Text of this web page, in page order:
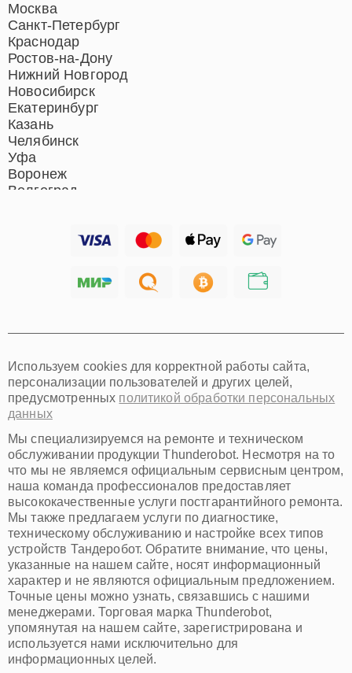
Москва
Санкт-Петербург
Краснодар
Ростов-на-Дону
Нижний Новгород
Новосибирск
Екатеринбург
Казань
Челябинск
Уфа
Воронеж
Волгоград
Хабаровск
Омск
Красноярск
Пермь
Ульяновск
Киров
Архангельск
Астрахань
Белгород
Благовещенск
Брянск
Владивосток
Владикавказ
Владимир
Волжский
Вологда
Грозный
Иваново
Йошкар-Ола
Калининград
Используем cookies для корректной работы сайта,
персонализации пользователей и других целей,
предусмотренных политикой обработки персональных
данных
Мы специализируемся на ремонте и техническом
обслуживании продукции Thunderobot. Несмотря на то
что мы не являемся официальным сервисным центром,
наша команда профессионалов предоставляет
высококачественные услуги постгарантийного ремонта.
Мы также предлагаем услуги по диагностике,
техническому обслуживанию и настройке всех типов
устройств Тандеробот. Обратите внимание, что цены,
указанные на нашем сайте, носят информационный
характер и не являются официальным предложением.
Точные цены можно узнать, связавшись с нашими
менеджерами. Торговая марка Thunderobot,
упомянутая на нашем сайте, зарегистрирована и
используется нами исключительно для
информационных целей.